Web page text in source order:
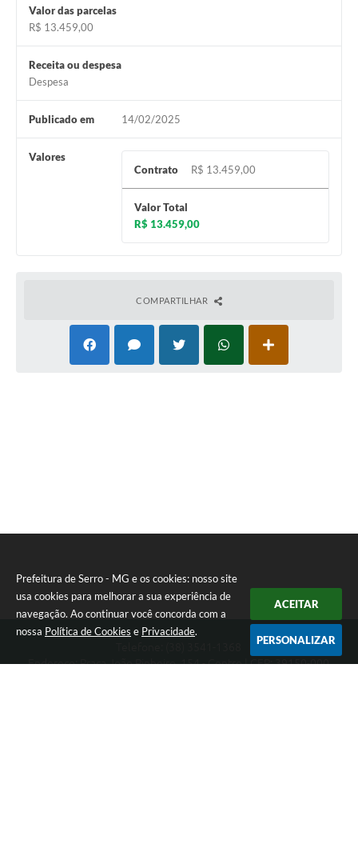
Prefeitura de Serro - MG e os cookies: nosso site
usa cookies para melhorar a sua experiência de
navegação. Ao continuar você concorda com a
nossa Política de Cookies e Privacidade.
ACEITAR
PERSONALIZAR
Notícias
Contato
Listagem de Contribuintes Inscritos na Dívida Ativa do
Município
Valor das parcelas
R$ 13.459,00
Receita ou despesa
Despesa
Publicado em 14/02/2025
Valores
Contrato
R$ 13.459,00
Valor Total
R$ 13.459,00
COMPARTILHAR
Endereço: Praça João Pinheiro, 154 - Centro | CEP: 39150-000